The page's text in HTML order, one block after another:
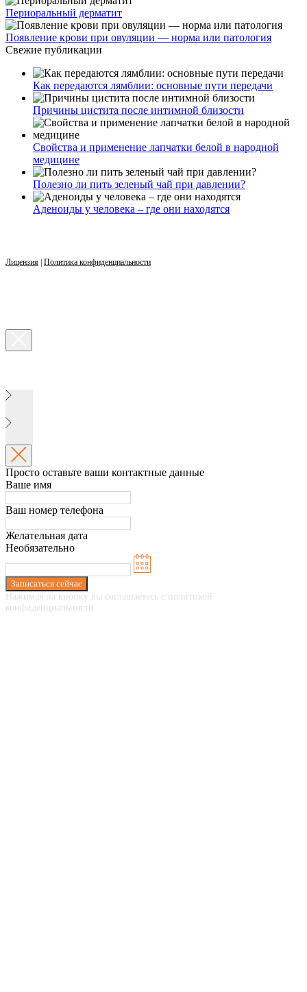
Периоральный дерматит
Появление крови при овуляции — норма или патология
Свежие публикации
Как передаются лямблии: основные пути передачи
Причины цистита после интимной близости
Свойства и применение лапчатки белой в народной
медицине
Полезно ли пить зеленый чай при давлении?
Аденоиды у человека – где они находятся
Лицензия Политика конфиденциальности
Просто оставьте ваши контактные данные
Ваше имя
Ваш номер телефона
Желательная дата
Необязательно
Записаться сейчас
Нажимая на кнопку вы соглашаетесь с политикой
конфиденциальности